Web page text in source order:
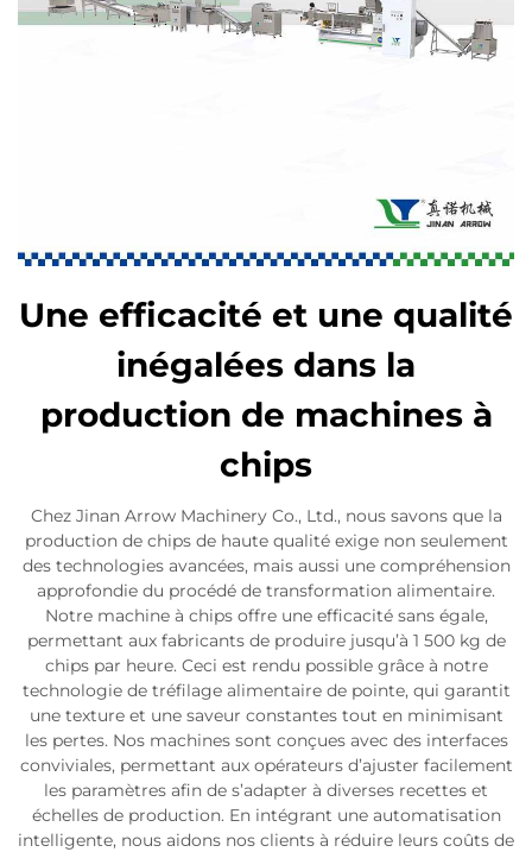
Une efficacité et une qualité
inégalées dans la
production de machines à
chips
Chez Jinan Arrow Machinery Co., Ltd., nous savons que la
production de chips de haute qualité exige non seulement
des technologies avancées, mais aussi une compréhension
approfondie du procédé de transformation alimentaire.
Notre machine à chips offre une efficacité sans égale,
permettant aux fabricants de produire jusqu’à 1 500 kg de
chips par heure. Ceci est rendu possible grâce à notre
technologie de tréfilage alimentaire de pointe, qui garantit
une texture et une saveur constantes tout en minimisant
les pertes. Nos machines sont conçues avec des interfaces
conviviales, permettant aux opérateurs d’ajuster facilement
les paramètres afin de s’adapter à diverses recettes et
échelles de production. En intégrant une automatisation
intelligente, nous aidons nos clients à réduire leurs coûts de